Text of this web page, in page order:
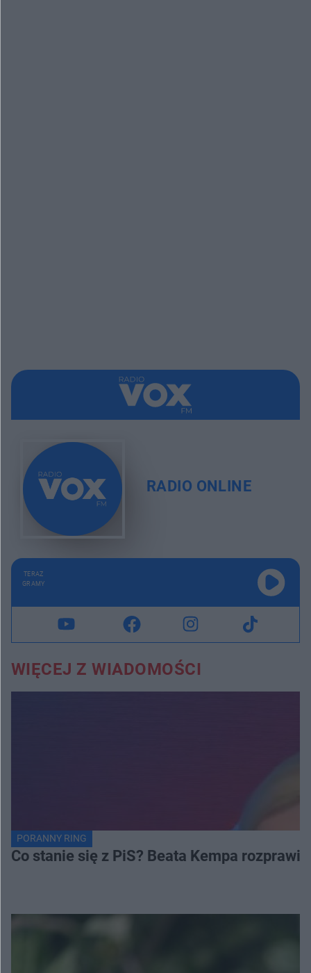
RADIO ONLINE
TERAZ
GRAMY
WIĘCEJ Z WIADOMOŚCI
PORANNY RING
Co stanie się z PiS? Beata Kempa